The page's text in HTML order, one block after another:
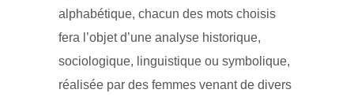
alphabétique, chacun des mots choisis
fera l’objet d’une analyse historique,
sociologique, linguistique ou symbolique,
réalisée par des femmes venant de divers